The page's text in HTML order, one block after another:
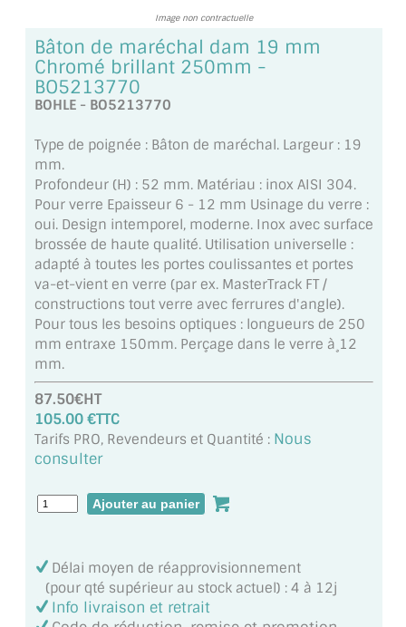
MIROIR VIEILLI
MIROIR DÉCORATIF DE COULEUR
LOTS DE MIROIRS EN MOZAÏQUE
MIROIR POUR PORTE
MIROIR DE SALLE DE BAIN
MIROIR PAROI DE DOUCHE
MIROIR POUR SALLE DE SPORT
MIROIR POUR SALLE DE DANSE
MIROIR ENCADRÉ
MIROIR TV
VERRE EXTRACLAIR
PAROI DE DOUCHE
Image non contractuelle
Bâton de maréchal dam 19 mm
Chromé brillant 250mm -
BO5213770
BOHLE - BO5213770
Type de poignée : Bâton de maréchal. Largeur : 19
mm.
Profondeur (H) : 52 mm. Matériau : inox AISI 304.
Pour verre Epaisseur 6 - 12 mm Usinage du verre :
oui. Design intemporel, moderne. Inox avec surface
brossée de haute qualité. Utilisation universelle :
adapté à toutes les portes coulissantes et portes
va-et-vient en verre (par ex. MasterTrack FT /
constructions tout verre avec ferrures d'angle).
Pour tous les besoins optiques : longueurs de 250
mm entraxe 150mm. Perçage dans le verre à¸12
mm.
87.50€HT
105.00 €TTC
Tarifs PRO, Revendeurs et Quantité : Nous
consulter
Délai moyen de réapprovisionnement
(pour qté supérieur au stock actuel) : 4 à 12j
Info livraison et retrait